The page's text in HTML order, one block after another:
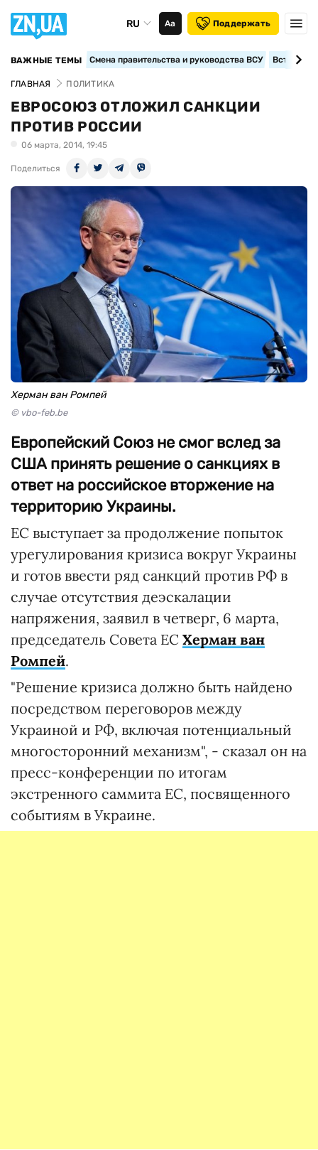
RU Аа Поддержать
ВАЖНЫЕ ТЕМЫ Смена правительства и руководства ВСУ
ГЛАВНАЯ ПОЛИТИКА
ЕВРОСОЮЗ ОТЛОЖИЛ САНКЦИИ
ПРОТИВ РОССИИ
06 марта, 2014, 19:45
Поделиться
Херман ван Ромпей
© vbo-feb.be
Европейский Союз не смог вслед за
США принять решение о санкциях в
ответ на российское вторжение на
территорию Украины.
ЕС выступает за продолжение попыток
урегулирования кризиса вокруг Украины
и готов ввести ряд санкций против РФ в
случае отсутствия деэскалации
напряжения, заявил в четверг, 6 марта,
председатель Совета ЕС Херман ван
Ромпей.
"Решение кризиса должно быть найдено
посредством переговоров между
Украиной и РФ, включая потенциальный
многосторонний механизм", - сказал он на
пресс-конференции по итогам
экстренного саммита ЕС, посвященного
событиям в Украине.